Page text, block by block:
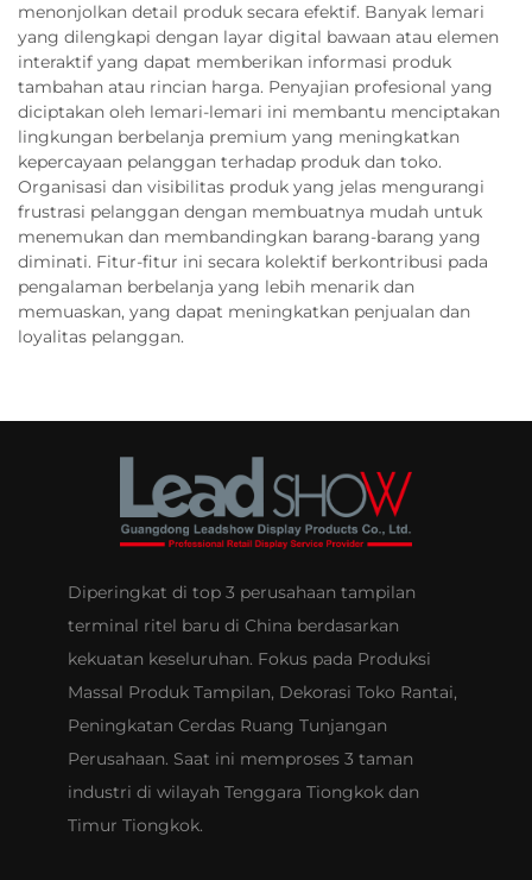
menonjolkan detail produk secara efektif. Banyak lemari
yang dilengkapi dengan layar digital bawaan atau elemen
interaktif yang dapat memberikan informasi produk
tambahan atau rincian harga. Penyajian profesional yang
diciptakan oleh lemari-lemari ini membantu menciptakan
lingkungan berbelanja premium yang meningkatkan
kepercayaan pelanggan terhadap produk dan toko.
Organisasi dan visibilitas produk yang jelas mengurangi
frustrasi pelanggan dengan membuatnya mudah untuk
menemukan dan membandingkan barang-barang yang
diminati. Fitur-fitur ini secara kolektif berkontribusi pada
pengalaman berbelanja yang lebih menarik dan
memuaskan, yang dapat meningkatkan penjualan dan
loyalitas pelanggan.
Diperingkat di top 3 perusahaan tampilan
terminal ritel baru di China berdasarkan
kekuatan keseluruhan. Fokus pada Produksi
Massal Produk Tampilan, Dekorasi Toko Rantai,
Peningkatan Cerdas Ruang Tunjangan
Perusahaan. Saat ini memproses 3 taman
industri di wilayah Tenggara Tiongkok dan
Timur Tiongkok.